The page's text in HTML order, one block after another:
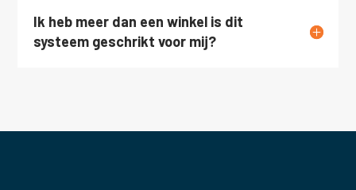
Ik heb meer dan een winkel is dit
systeem geschrikt voor mij?